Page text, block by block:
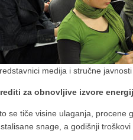
medija i stručne
za obnovljive izvore
se tiče visine ulaganja, procene
snage, a godišnji